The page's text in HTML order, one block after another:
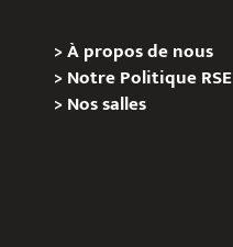
>À propos de nous
>Notre Politique RSE
>Nos salles